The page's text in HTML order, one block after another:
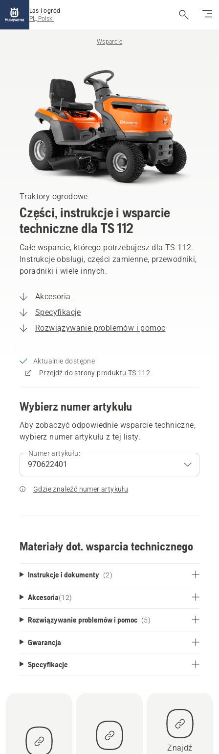
Las i ogród
PL, Polski
Wsparcie
Traktory ogrodowe
Części, instrukcje i wsparcie
techniczne dla TS 112
Całe wsparcie, którego potrzebujesz dla TS 112.
Instrukcje obsługi, części zamienne, przewodniki,
poradniki i wiele innych.
Akcesoria
Specyfikacje
Rozwiązywanie problemów i pomoc
Aktualnie dostępne
Przejdź do strony produktu TS 112
Wybierz numer artykułu
Aby zobaczyć odpowiednie wsparcie techniczne,
wybierz numer artykułu z tej listy.
Numer artykułu:
Gdzie znaleźć numer artykułu
Materiały dot. wsparcia technicznego
Instrukcje i dokumenty (2)
Akcesoria(12)
Rozwiązywanie problemów i pomoc (5)
Gwarancja
Specyfikacje
Znajdź